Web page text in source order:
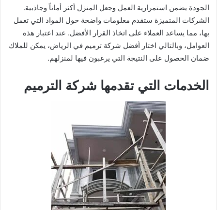
الجودة يضمن استمرارية العمل وجعل المنزل أكثر أماناً وجاذبية.
الشركات المتميزة ستقدم معلومات واضحة حول المواد التي تعمل
بها، مما يساعد العملاء على اتخاذ القرار الأفضل. عند اعتبار هذه
العوامل، وبالتالي اختار أفضل شركة ترميم في الرياض، يمكن للملاك
ضمان الحصول على النتيجة التي يرغبون فيها لمنزلهم.
الخدمات التي تقدمها شركة الترميم